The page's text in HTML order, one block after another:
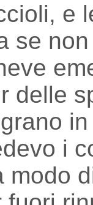
e
se
delle
i
modo